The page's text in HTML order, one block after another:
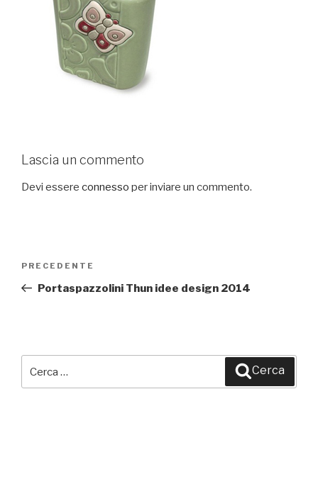
Lascia un commento
Devi essere connesso per inviare un commento.
Articolo
precedente:
PRECEDENTE
Portaspazzolini Thun idee design 2014
Cerca